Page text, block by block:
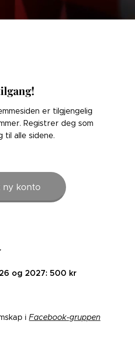
er tilgjengelig
Registrer deg som
til alle sidene.
konto
og 2027: 500 kr
iFacebook-gruppen